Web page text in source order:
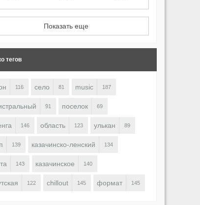
Показать еще
тегов
116 село 81 music 187
91 поселок 69
146 область 123 улькан 89
139 казачинско-ленский 134
143 казачинское 140
122 chillout 145 формат 145